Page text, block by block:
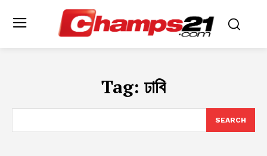
Tag: ঢাবি
SEARCH